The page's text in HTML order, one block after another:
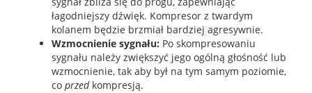
łagodniejszy dźwięk. Kompresor z twardym
kolanem będzie brzmiał bardziej agresywnie.
Wzmocnienie sygnału: Po skompresowaniu
sygnału należy zwiększyć jego ogólną głośność lub
wzmocnienie, tak aby był na tym samym poziomie,
co przedkompresją.